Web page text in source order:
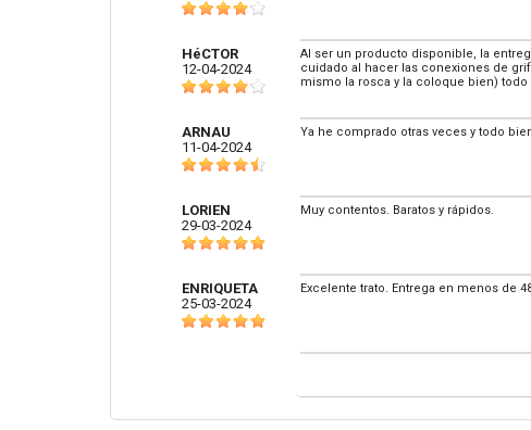
HéCTOR
12-04-2024
Al ser un producto disponible, la
cuidado al hacer las conexiones de
mismo la rosca y la coloque bien) todo
ARNAU
11-04-2024
Ya he comprado otras veces y todo
LORIEN
29-03-2024
Muy contentos. Baratos y rápidos.
ENRIQUETA
25-03-2024
Excelente trato. Entrega en menos de